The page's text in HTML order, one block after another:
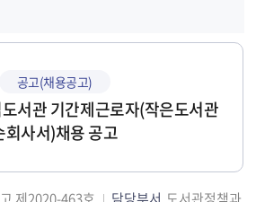
공고(채용공고)
서관 기간제근로자(작은도서관
회사서)채용 공고